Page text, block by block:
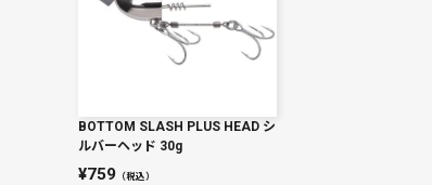
BOTTOM SLASH PLUS HEAD シ
ルバーヘッド 30g
759 （税込）